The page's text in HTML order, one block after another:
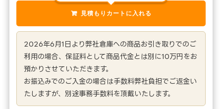
2026年6月1日より弊社倉庫への商品お引き取りでのご
利用の場合、保証料として商品代金とは別に10万円をお
預かりさせていただきます。
お振込みでのご入金の場合は手数料弊社負担でご返金い
たしますが、別途事務手数料を頂戴いたします。